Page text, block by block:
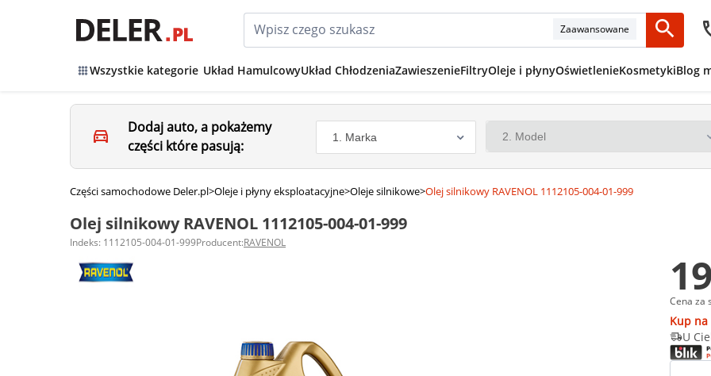
Zaawansowane
Wszystkie kategorie Układ HamulcowyUkład ChłodzeniaZawieszenieFiltryOleje i płynyOświetlenieKosmetykiBlog
Dodaj auto, a pokażemy
części które pasują:
Części samochodowe Deler.pl>Oleje i płyny eksploatacyjne>Oleje silnikowe>Olej silnikowy RAVENOL 1112105-004-01-999
Olej silnikowy RAVENOL 1112105-004-01-999
Indeks: 1112105-004-01-999Producent:RAVENOL
Cena za
Kup
U